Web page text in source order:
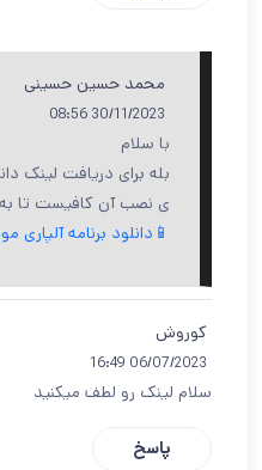
محمد حسین حسینی
30/11/2023 08:56
با سلام
بله برای دریافت لینک
ی نصب آن کافیست تا به
📱دانلود برنامه آلپاری
کوروش
06/07/2023 16:49
سلام لینک رو لطف میکنید
پاسخ